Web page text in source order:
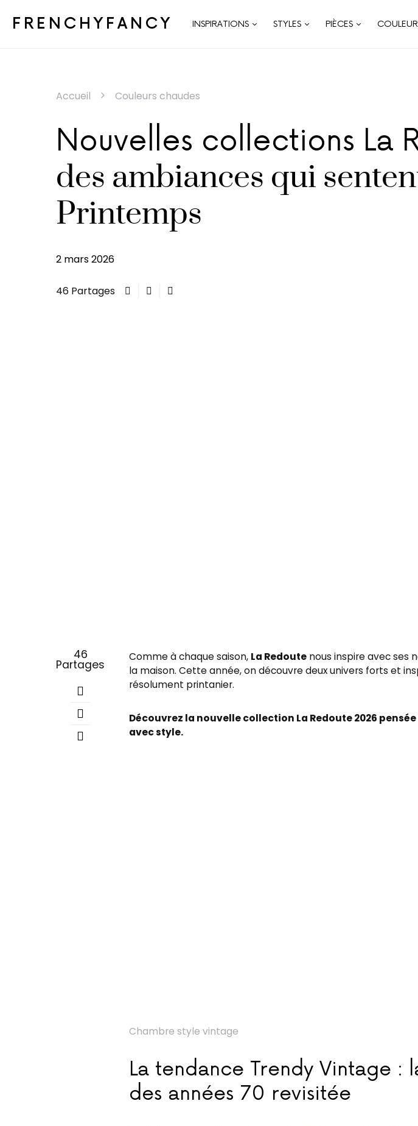
FRENCHYFANCY INSPIRATIONS STYLES PIÈCES
Accueil Couleurs chaudes
Nouvelles collections La
des ambiances qui
Printemps
2 mars 2026
46 Partages
46
Partages
Comme à chaque saison, La Redoute nous inspire avec ses
la maison. Cette année, on découvre deux univers forts et
résolument printanier.
Découvrez la nouvelle collection La Redoute 2026
avec style.
Chambre style vintage
La tendance Trendy Vintage :
des années 70 revisitée